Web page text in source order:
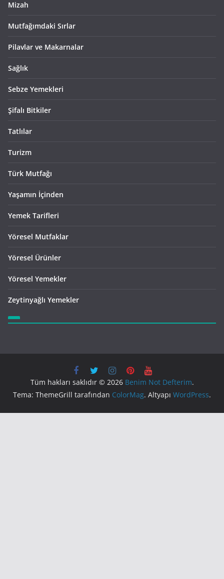
Mizah
Mutfağımdaki Sırlar
Pilavlar ve Makarnalar
Sağlık
Sebze Yemekleri
Şifalı Bitkiler
Tatlılar
Turizm
Türk Mutfağı
Yaşamın İçinden
Yemek Tarifleri
Yöresel Mutfaklar
Yöresel Ürünler
Yöresel Yemekler
Zeytinyağlı Yemekler
Tüm hakları saklıdır © 2026 Benim Not Defterim.
Tema: ThemeGrill tarafından ColorMag. Altyapı WordPress.